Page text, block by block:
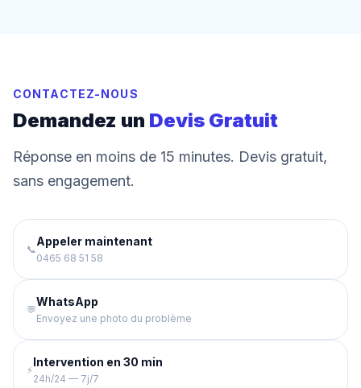
CONTACTEZ-NOUS
Demandez un Devis Gratuit
Réponse en moins de 15 minutes. Devis gratuit,
sans engagement.
📞
Appeler maintenant
0465 68 51 58
💬
WhatsApp
Envoyez une photo du problème
⚡
Intervention en 30 min
24h/24 — 7j/7